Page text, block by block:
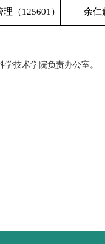
理（125601） 余仁
技术学院负责办公室。